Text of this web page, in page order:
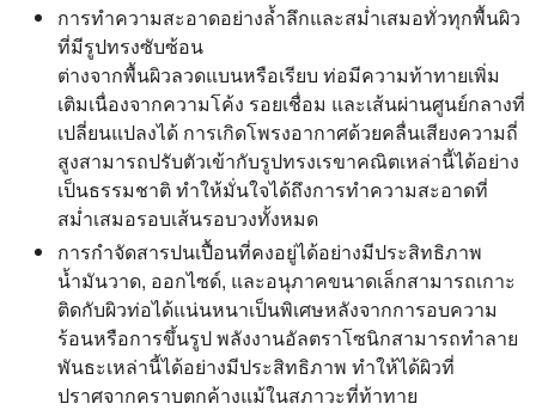
การทำความสะอาดอย่างล้ำลึกและสม่ำเสมอทั่วทุกพื้นผิว
ที่มีรูปทรงซับซ้อน
ต่างจากพื้นผิวลวดแบนหรือเรียบ ท่อมีความท้าทายเพิ่ม
เติมเนื่องจากความโค้ง รอยเชื่อม และเส้นผ่านศูนย์กลางที่
เปลี่ยนแปลงได้ การเกิดโพรงอากาศด้วยคลื่นเสียงความถี่
สูงสามารถปรับตัวเข้ากับรูปทรงเรขาคณิตเหล่านี้ได้อย่าง
เป็นธรรมชาติ ทำให้มั่นใจได้ถึงการทำความสะอาดที่
สม่ำเสมอรอบเส้นรอบวงทั้งหมด
การกำจัดสารปนเปื้อนที่คงอยู่ได้อย่างมีประสิทธิภาพ
น้ำมันวาด, ออกไซด์, และอนุภาคขนาดเล็กสามารถเกาะ
ติดกับผิวท่อได้แน่นหนาเป็นพิเศษหลังจากการอบความ
ร้อนหรือการขึ้นรูป พลังงานอัลตราโซนิกสามารถทำลาย
พันธะเหล่านี้ได้อย่างมีประสิทธิภาพ ทำให้ได้ผิวที่
ปราศจากคราบตกค้างแม้ในสภาวะที่ท้าทาย